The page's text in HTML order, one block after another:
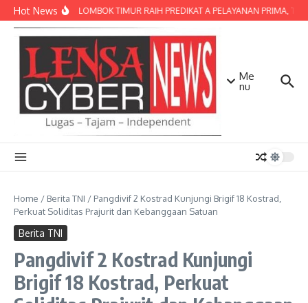
Lewati ke konten
Hot NewsPOLRES LOMBOK TIMUR RAIH PREDIKAT A PELAYANAN PRIMA,
Me
nu
Home / Berita TNI / Pangdivif 2 Kostrad Kunjungi Brigif 18 Kostrad,
Perkuat Soliditas Prajurit dan Kebanggaan Satuan
Berita TNI
Pangdivif 2 Kostrad Kunjungi
Brigif 18 Kostrad, Perkuat